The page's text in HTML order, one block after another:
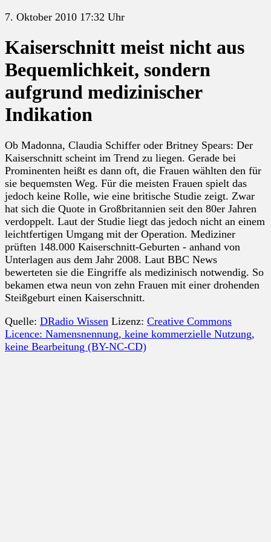
7. Oktober 2010 17:32 Uhr
Kaiserschnitt meist nicht aus
Bequemlichkeit, sondern
aufgrund medizinischer
Indikation
Ob Madonna, Claudia Schiffer oder Britney Spears: Der
Kaiserschnitt scheint im Trend zu liegen. Gerade bei
Prominenten heißt es dann oft, die Frauen wählten den für
sie bequemsten Weg. Für die meisten Frauen spielt das
jedoch keine Rolle, wie eine britische Studie zeigt. Zwar
hat sich die Quote in Großbritannien seit den 80er Jahren
verdoppelt. Laut der Studie liegt das jedoch nicht an einem
leichtfertigen Umgang mit der Operation. Mediziner
prüften 148.000 Kaiserschnitt-Geburten - anhand von
Unterlagen aus dem Jahr 2008. Laut BBC News
bewerteten sie die Eingriffe als medizinisch notwendig. So
bekamen etwa neun von zehn Frauen mit einer drohenden
Steißgeburt einen Kaiserschnitt.
Quelle: DRadio Wissen Lizenz: Creative Commons
Licence: Namensnennung, keine kommerzielle Nutzung,
keine Bearbeitung (BY-NC-CD)